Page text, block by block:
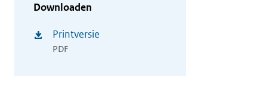
Downloaden
Printversie
PDF